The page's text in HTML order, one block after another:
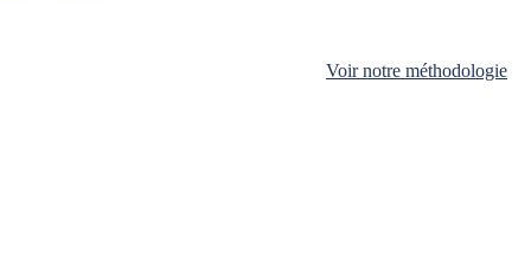
Voir notre méthodologie